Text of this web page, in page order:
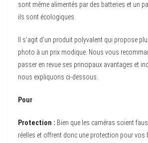
sont même alimentés par des batteries et un
ils sont écologiques.
Il s’agit d’un produit polyvalent qui propose
photo à un prix modique. Nous vous
passer en revue ses principaux avantages et
nous expliquons ci-dessous.
Pour
Protection : Bien que les caméras soient
réelles et offrent donc une protection pour vos